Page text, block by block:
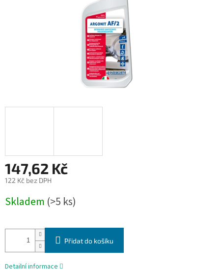
147,62 Kč
122 Kč bez DPH
cena:
Skladem (>5 ks)
Přidat do košíku
Detailní informace